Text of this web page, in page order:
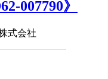
007790》
式会社